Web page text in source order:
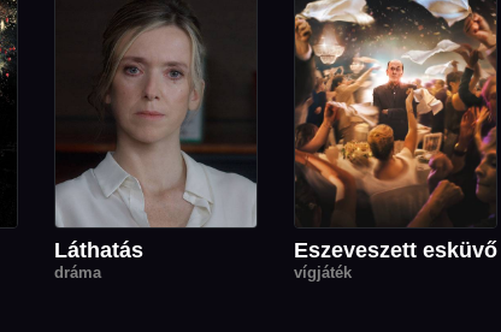
Láthatás
dráma
Eszeveszett esküvő
vígjáték